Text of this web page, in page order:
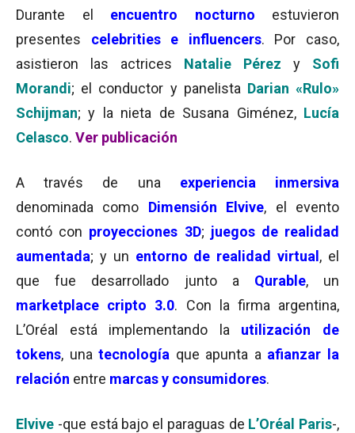
Durante el encuentro nocturno estuvieron
presentes celebrities e influencers. Por caso,
asistieron las actrices Natalie Pérez y Sofi
Morandi; el conductor y panelista Darian «Rulo»
Schijman; y la nieta de Susana Giménez,Lucía
Celasco. Ver publicación
A través de una experiencia inmersiva
denominada como Dimensión Elvive, el evento
contó con proyecciones 3D; juegos de realidad
aumentada; y un entorno de realidad virtual , el
que fue desarrollado junto a Qurable, un
marketplace cripto 3.0. Con la firma argentina,
L’Oréal está implementando la utilización de
tokens, unatecnología que apunta a afianzar la
relación entre marcas y consumidores.
Elvive -que está bajo el paraguas de L’Oréal Paris-,